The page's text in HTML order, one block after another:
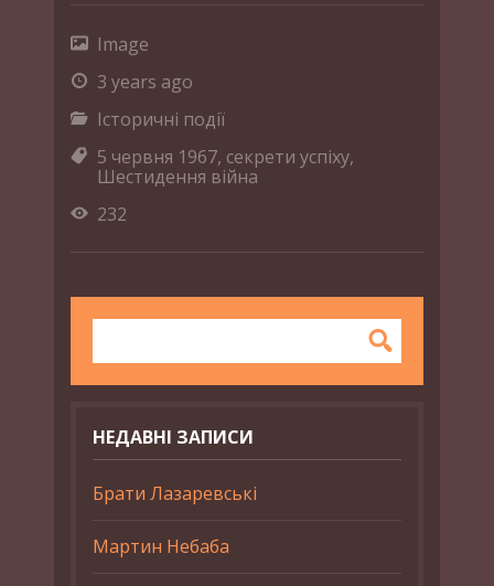
Image
3 years ago
Історичні події
5 червня 1967, секрети успіху,
Шестидення війна
232
НЕДАВНІ ЗАПИСИ
Брати Лазаревські
Мартин Небаба